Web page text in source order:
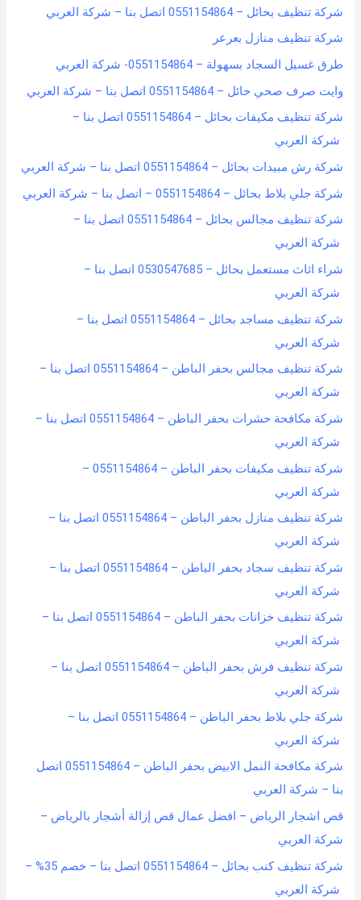
شركة تنظيف بحائل – 0551154864 اتصل بنا – شركة العربي
شركة تنظيف منازل بعرعر
طرق غسيل السجاد بسهولة – 0551154864- شركة العربي
وايت صرف صحي حائل – 0551154864 اتصل بنا – شركة العربي
شركة تنظيف مكيفات بحائل – 0551154864 اتصل بنا –
شركة العربي
شركة رش مبيدات بحائل – 0551154864 اتصل بنا – شركة العربي
شركة جلي بلاط بحائل – 0551154864 – اتصل بنا – شركة العربي
شركة تنظيف مجالس بحائل – 0551154864 اتصل بنا –
شركة العربي
شراء اثاث مستعمل بحائل – 0530547685 اتصل بنا –
شركة العربي
شركة تنظيف مساجد بحائل – 0551154864 اتصل بنا –
شركة العربي
شركة تنظيف مجالس بحفر الباطن – 0551154864 اتصل بنا –
شركة العربي
شركة مكافحة حشرات بحفر الباطن – 0551154864 اتصل بنا –
شركة العربي
شركة تنظيف مكيفات بحفر الباطن – 0551154864 –
شركة العربي
شركة تنظيف منازل بحفر الباطن – 0551154864 اتصل بنا –
شركة العربي
شركة تنظيف سجاد بحفر الباطن – 0551154864 اتصل بنا –
شركة العربي
شركة تنظيف خزانات بحفر الباطن – 0551154864 اتصل بنا –
شركة العربي
شركة تنظيف فرش بحفر الباطن – 0551154864 اتصل بنا –
شركة العربي
شركة جلي بلاط بحفر الباطن – 0551154864 اتصل بنا –
شركة العربي
شركة مكافحة النمل الابيض بحفر الباطن – 0551154864 اتصل
بنا – شركة العربي
قص اشجار الرياض – افضل عمال قص إزالة أشجار بالرياض –
شركة العربي
شركة تنظيف كنب بحائل – 0551154864 اتصل بنا – خصم 35% –
شركة العربي